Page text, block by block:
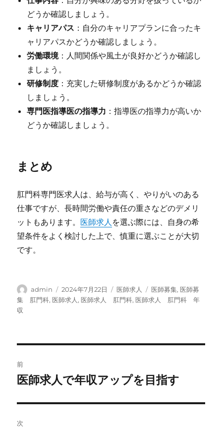
どうか確認しましょう。
キャリアパス ：自分のキャリアプランに合ったキ
ャリアパスかどうか確認しましょう。
労働環境：人間関係や風土が良好かどうか確認し
ましょう。
研修制度 ：充実した研修制度があるかどうか確認
しましょう。
専門医指導医の指導力 ：指導医の指導力が高いか
どうか確認しましょう。
まとめ
肛門科専門医求人は、給与が高く、やりがいのある
仕事ですが、長時間労働や責任の重さなどのデメリ
ットもあります。 医師求人 を選ぶ際には、自身の希
望条件をよく検討した上で、慎重に選ぶことが大切
です。
投
稿
admin
投
稿
2024年7月22日
カ
テ
医師求人
タ
グ
医師募集, 医師募
集 肛門科, 医師求人 , 医師求人 肛門科, 医師求人 肛門科 年
収
稿
ビ
前
前
投
稿:
医師求人で年収アップを目指す
次